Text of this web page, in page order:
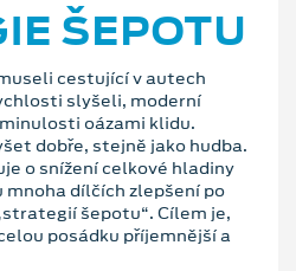
ŠEPOTU
cestující v autech
slyšeli, moderní
oázami klidu.
dobře, stejně jako hudba.
o snížení celkové hladiny
dílčích zlepšení po
šepotu“. Cílem je,
posádku příjemnější a